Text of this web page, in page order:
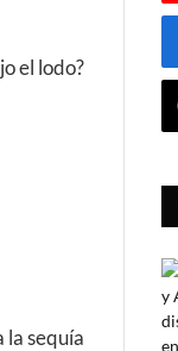
el lodo?
la sequía